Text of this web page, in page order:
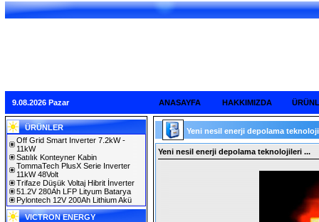
9.08.2026 Pazar ANASAYFA HAKKIMIZDA
ÜRÜNLER
Off Grid Smart Inverter 7.2kW -
11kW
Satılık Konteyner Kabin
TommaTech PlusX Serie Inverter
11kW 48Volt
Trifaze Düşük Voltaj Hibrit İnverter
51.2V 280Ah LFP Lityum Batarya
Pylontech 12V 200Ah Lithium Akü
VICTRON ENERGY
Yeni nesil enerji depolama
Yeni nesil enerji depolama teknolojileri ...